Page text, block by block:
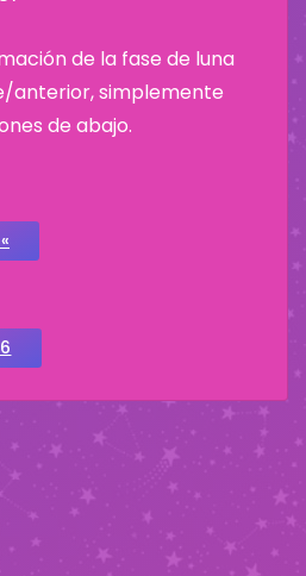
de la fase de luna
anterior, simplemente
de abajo.